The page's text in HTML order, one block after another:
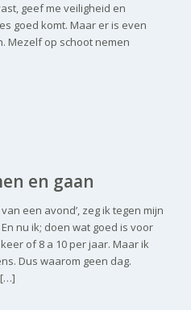
geef me veiligheid en
goed komt. Maar er is even
Mezelf op schoot nemen
en gaan
een avond’, zeg ik tegen mijn
nu ik; doen wat goed is voor
of 8 a 10 per jaar. Maar ik
Dus waarom geen dag.
[…]